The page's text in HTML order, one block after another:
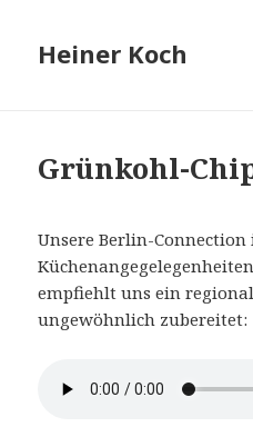
Heiner Koch
Grünkohl-
Unsere Berlin-
empfiehlt uns ein
ungewöhnlich zubereitet: